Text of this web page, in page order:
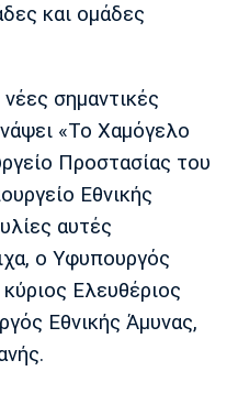
και ομάδες
σημαντικές
«Το Χαμόγελο
Προστασίας του
Εθνικής
αυτές
ο Υφυπουργός
Ελευθέριος
Εθνικής Άμυνας,